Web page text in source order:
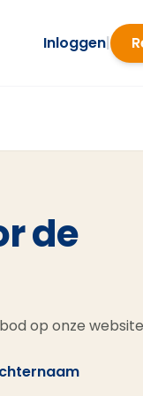
Inloggen|
de
op onze